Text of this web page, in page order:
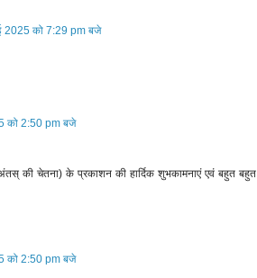
2025 को 7:29 pm बजे
को 2:50 pm बजे
की चेतना) के प्रकाशन की हार्दिक शुभकामनाएं एवं बहुत बहुत
को 2:50 pm बजे